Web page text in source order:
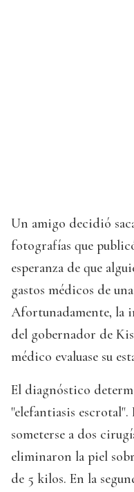
Un amigo decidió
fotografías que
esperanza de que
gastos médicos de
Afortunadamente, la
del gobernador de
médico evaluase su
El diagnóstico
"elefantiasis
someterse a dos
eliminaron la piel
de 5 kilos. En la